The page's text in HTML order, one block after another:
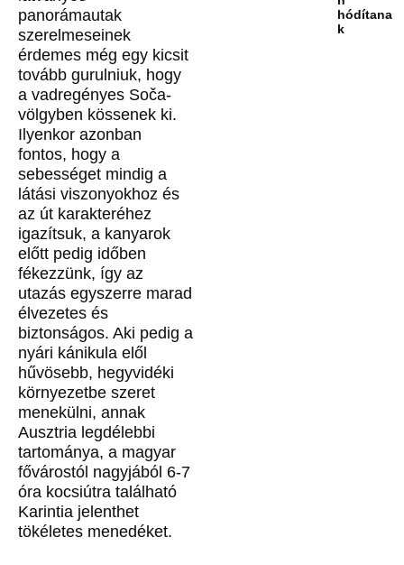
panorámautak
szerelmeseinek
érdemes még egy kicsit
tovább gurulniuk, hogy
a vadregényes Soča-
völgyben kössenek ki.
Ilyenkor azonban
fontos, hogy a
sebességet mindig a
látási viszonyokhoz és
az út karakteréhez
igazítsuk, a kanyarok
előtt pedig időben
fékezzünk, így az
utazás egyszerre marad
élvezetes és
biztonságos. Aki pedig a
nyári kánikula elől
hűvösebb, hegyvidéki
környezetbe szeret
menekülni, annak
Ausztria legdélebbi
tartománya, a magyar
fővárostól nagyjából 6-7
óra kocsiútra található
Karintia jelenthet
tökéletes menedéket.
hódítana
k